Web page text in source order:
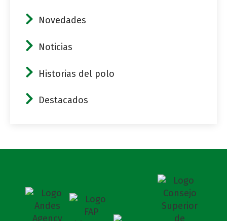
Novedades
Noticias
Historias del polo
Destacados